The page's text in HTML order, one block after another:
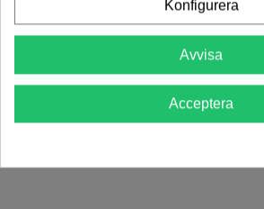
Y-Slaga Bomford Mc Connel
(63-ROU-53)
22,00 kr (exkl.
Lägg Till I Varukorgen
Konfigurera
Avvisa
Acceptera